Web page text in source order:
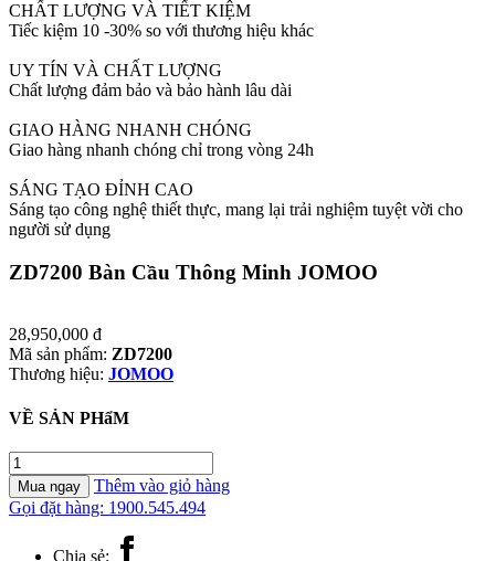
CHẤT LƯỢNG VÀ TIẾT KIỆM
Tiếc kiệm 10 -30% so với thương hiệu khác
UY TÍN VÀ CHẤT LƯỢNG
Chất lượng đảm bảo và bảo hành lâu dài
GIAO HÀNG NHANH CHÓNG
Giao hàng nhanh chóng chỉ trong vòng 24h
SÁNG TẠO ĐỈNH CAO
Sáng tạo công nghệ thiết thực, mang lại trải nghiệm tuyệt vời cho
người sử dụng
ZD7200 Bàn Cầu Thông Minh JOMOO
28,950,000 đ
Mã sản phẩm: ZD7200
Thương hiệu: JOMOO
VỀ SẢN PHẩM
ZD7200
Bàn
Cầu
Thông
Mua ngay
Thêm vào giỏ hàng
Gọi đặt hàng: 1900.545.494
Chia sẻ: